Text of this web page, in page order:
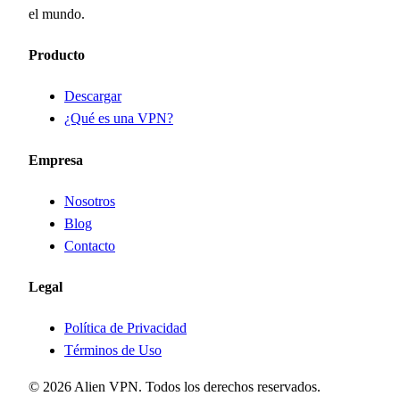
el mundo.
Producto
Descargar
¿Qué es una VPN?
Empresa
Nosotros
Blog
Contacto
Legal
Política de Privacidad
Términos de Uso
© 2026 Alien VPN. Todos los derechos reservados.